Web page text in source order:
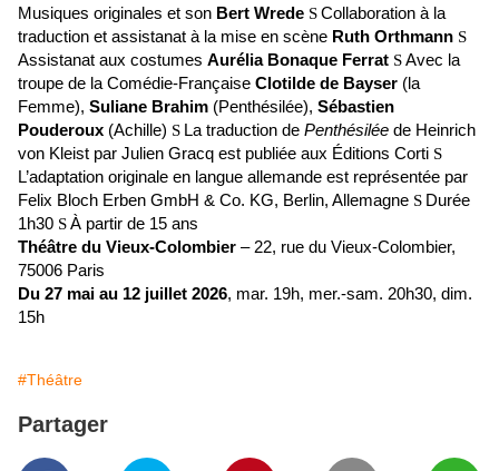
Musiques originales et son Bert Wrede SCollaboration à la
traduction et assistanat à la mise en scène Ruth Orthmann S
Assistanat aux costumes Aurélia Bonaque Ferrat SAvec la
troupe de la Comédie-Française Clotilde de Bayser (la
Femme), Suliane Brahim (Penthésilée), Sébastien
Pouderoux (Achille) S La traduction de Penthésilée de Heinrich
von Kleist par Julien Gracq est publiée aux Éditions Corti S
L’adaptation originale en langue allemande est représentée par
Felix Bloch Erben GmbH & Co. KG, Berlin, Allemagne S Durée
1h30 SÀ partir de 15 ans
Théâtre du Vieux-Colombier – 22, rue du Vieux-Colombier,
75006 Paris
Du 27 mai au 12 juillet 2026, mar. 19h, mer.-sam. 20h30, dim.
15h
#Théâtre
Partager